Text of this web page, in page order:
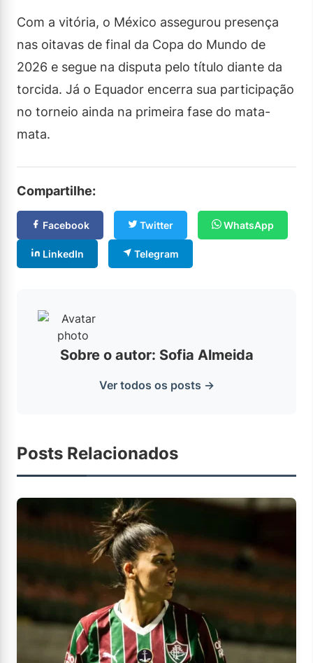
Com a vitória, o México assegurou presença
nas oitavas de final da Copa do Mundo de
2026 e segue na disputa pelo título diante da
torcida. Já o Equador encerra sua participação
no torneio ainda na primeira fase do mata-
mata.
Compartilhe:
Facebook Twitter WhatsApp
LinkedIn Telegram
Sobre o autor: Sofia Almeida
Ver todos os posts →
Posts Relacionados